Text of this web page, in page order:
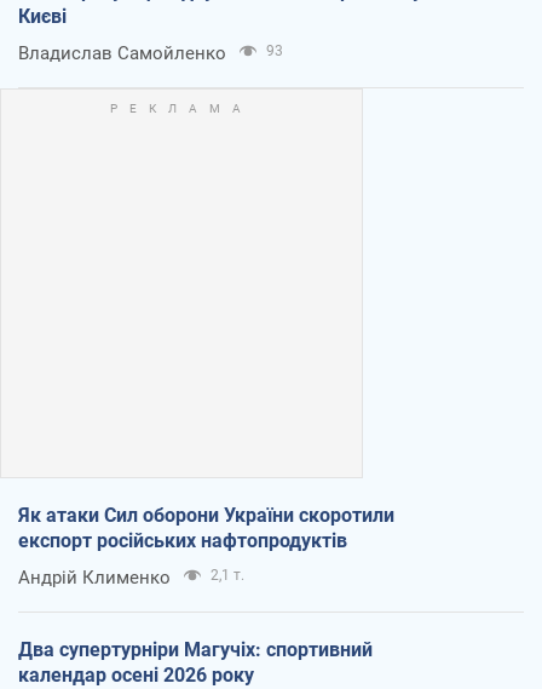
Києві
Владислав Самойленко 93
Як атаки Сил оборони України скоротили
експорт російських нафтопродуктів
Андрій Клименко 2,1 т.
Два супертурніри Магучіх: спортивний
календар осені 2026 року